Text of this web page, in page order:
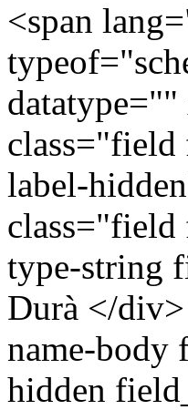
<span
class="field
label-
type-string
Durà </
name-body
hidden